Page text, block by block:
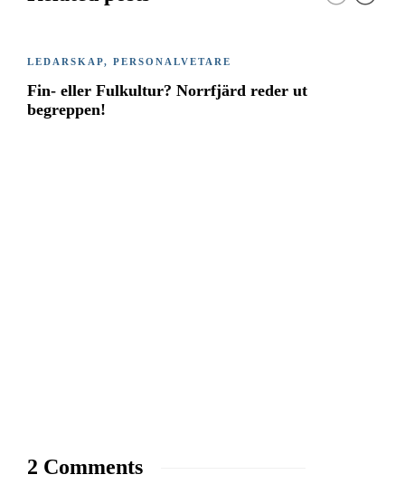
LEDARSKAP, PERSONALVETARE
Fin- eller Fulkultur? Norrfjärd reder ut
begreppen!
2 Comments